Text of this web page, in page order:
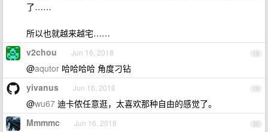
了……
所以也就越来越宅……
18
v2chou Jun 16, 2018
@aqutor 哈哈哈哈 角度刁钻
19
yivanus Jun 16, 2018
@wu67 迪卡侬任意逛，太喜欢那种自由的感觉了。
20
Mmmmc Jun 16, 2018